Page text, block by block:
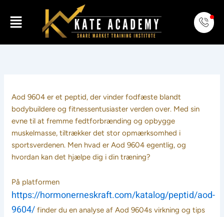
Menu
Aod 9604 er et peptid, der vinder fodfæste blandt
bodybuildere og fitnessentusiaster verden over. Med sin
evne til at fremme fedtforbrænding og opbygge
muskelmasse, tiltrækker det stor opmærksomhed i
sportsverdenen. Men hvad er Aod 9604 egentlig, og
hvordan kan det hjælpe dig i din træning?
På platformen
https://hormonerneskraft.com/katalog/peptid/aod-
9604/ finder du en analyse af Aod 9604s virkning og tips